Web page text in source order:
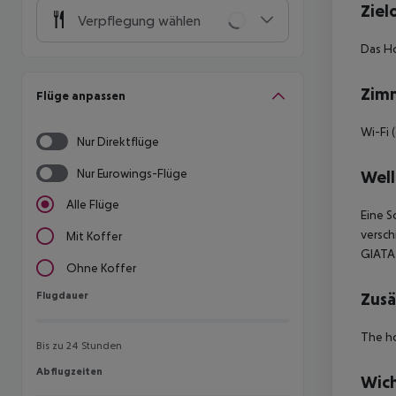
Verpflegung wählen
Flüge anpassen
Nur Direktflüge
Nur Eurowings-Flüge
Alle Flüge
Mit Koffer
Ohne Koffer
Flugdauer
Flugdauer
Bis zu 24 Stunden
Abflugzeiten
Abflugzeiten
Das
Wi-Fi
Eine
The